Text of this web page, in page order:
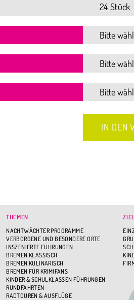
24 Stück
THEMEN
NACHTWÄCHTER PROGRAMME
VERBORGENE UND BESONDERE ORTE
INSZENIERTE FÜHRUNGEN
BREMEN KLASSISCH
BREMEN KULINARISCH
BREMEN FÜR KRIMIFANS
KINDER & SCHULKLASSEN FÜHRUNGEN
RUNDFAHRTEN
RADTOUREN & AUSFLÜGE